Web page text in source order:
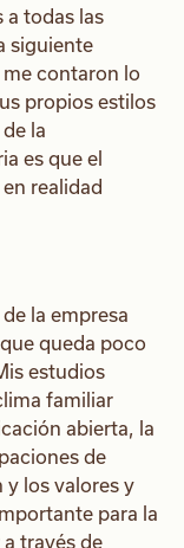
a todas las
siguiente
contaron lo
propios estilos
la
es que el
realidad
la empresa
queda poco
estudios
familiar
abierta, la
de
y los valores y
para la
través de